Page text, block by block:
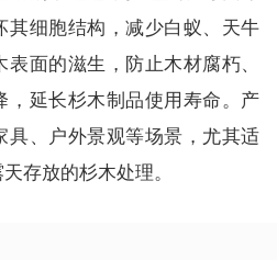
其细胞结构，减少白蚁、天牛
面的滋生，防止木材腐朽、
，延长杉木制品使用寿命。产
具、户外景观等场景，尤其适
存放的杉木处理。